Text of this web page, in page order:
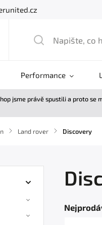
Performance
jsme právě spustili a proto
/ Land rover / Discovery